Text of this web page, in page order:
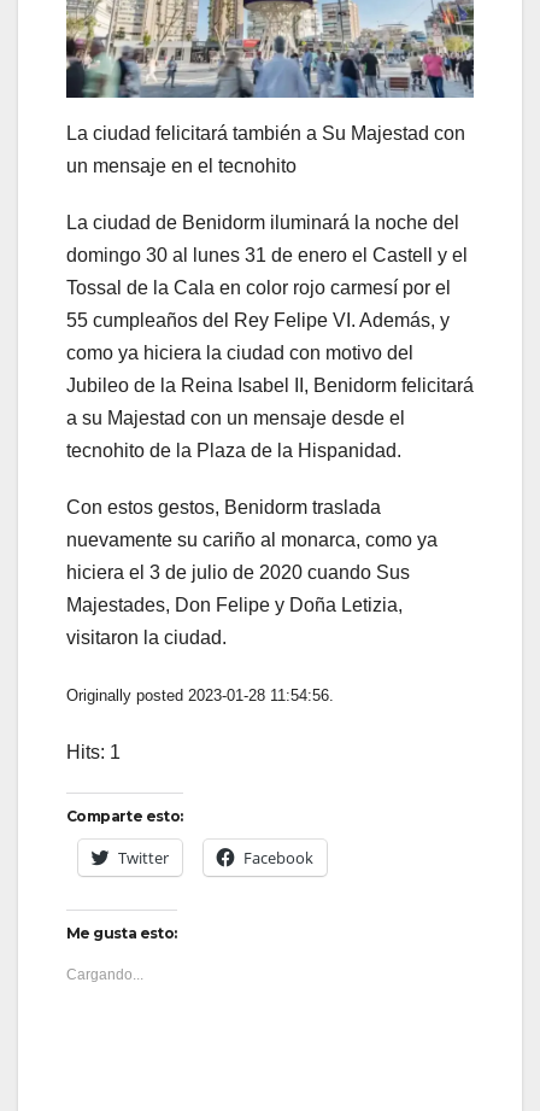
La ciudad felicitará también a Su Majestad con
un mensaje en el tecnohito
La ciudad de Benidorm iluminará la noche del
domingo 30 al lunes 31 de enero el Castell y el
Tossal de la Cala en color rojo carmesí por el
55 cumpleaños del Rey Felipe VI. Además, y
como ya hiciera la ciudad con motivo del
Jubileo de la Reina Isabel II, Benidorm felicitará
a su Majestad con un mensaje desde el
tecnohito de la Plaza de la Hispanidad.
Con estos gestos, Benidorm traslada
nuevamente su cariño al monarca, como ya
hiciera el 3 de julio de 2020 cuando Sus
Majestades, Don Felipe y Doña Letizia,
visitaron la ciudad.
Originally posted 2023-01-28 11:54:56.
Hits: 1
Comparte esto:
Twitter Facebook
Me gusta esto:
Cargando...